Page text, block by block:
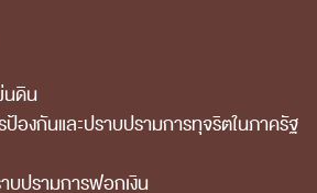
การเงิน
ของ สตง.
นดิน
องกันและปราบปรามการทุจริตในภาครัฐ
บปรามการฟอกเงิน